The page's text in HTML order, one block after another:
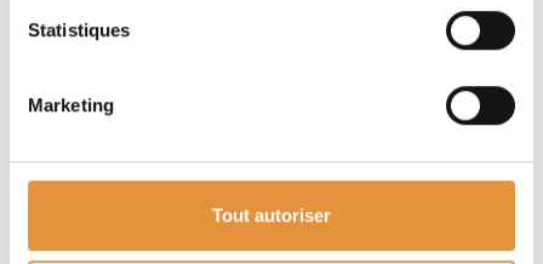
Statistiques
Marketing
Tout autoriser
Sondages et essais de sols pour la
sondages pressiométriques près
de Lyon (69)